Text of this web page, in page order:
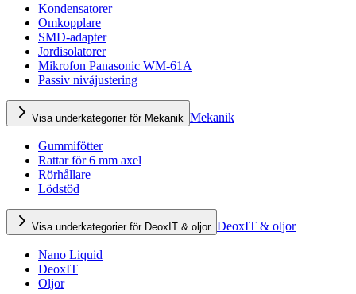
Kondensatorer
Omkopplare
SMD-adapter
Jordisolatorer
Mikrofon Panasonic WM-61A
Passiv nivåjustering
Visa underkategorier för Mekanik Mekanik
Gummifötter
Rattar för 6 mm axel
Rörhållare
Lödstöd
Visa underkategorier för DeoxIT & oljor DeoxIT & oljor
Nano Liquid
DeoxIT
Oljor